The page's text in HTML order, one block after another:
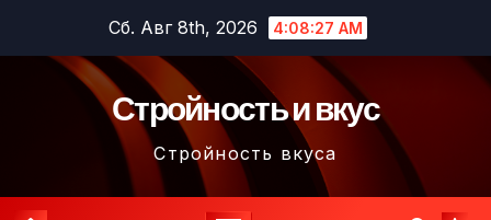
содержимому
Сб. Авг 8th, 2026 4:08:28 AM
Стройность и вкус
Стройность вкуса